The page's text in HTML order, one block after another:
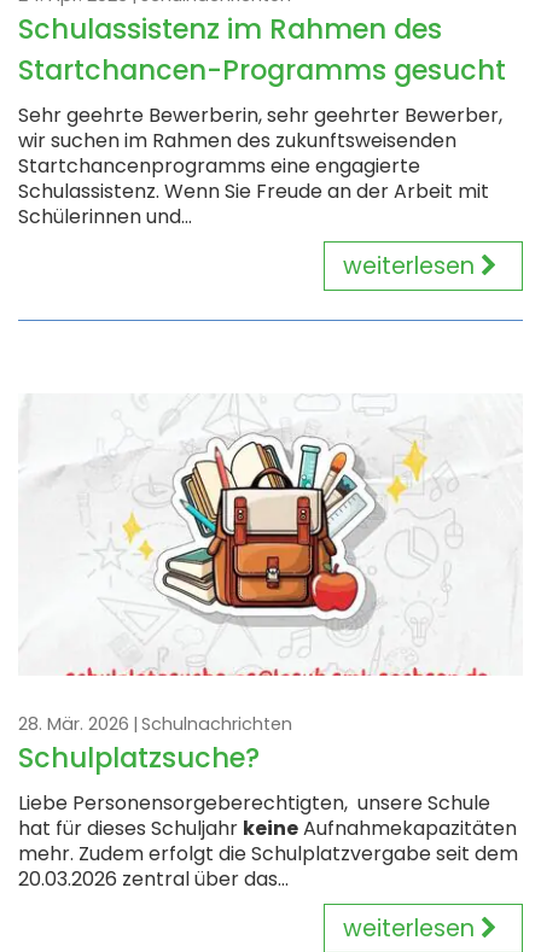
Schulassistenz im Rahmen des
Startchancen-Programms gesucht
Sehr geehrte Bewerberin, sehr geehrter Bewerber,
wir suchen im Rahmen des zukunftsweisenden
Startchancenprogramms eine engagierte
Schulassistenz. Wenn Sie Freude an der Arbeit mit
Schülerinnen und...
weiterlesen
28. Mär. 2026 Schulnachrichten
Schulplatzsuche?
Liebe Personensorgeberechtigten, unsere Schule
hat für dieses Schuljahr keineAufnahmekapazitäten
mehr. Zudem erfolgt die Schulplatzvergabe seit dem
20.03.2026 zentral über das...
weiterlesen